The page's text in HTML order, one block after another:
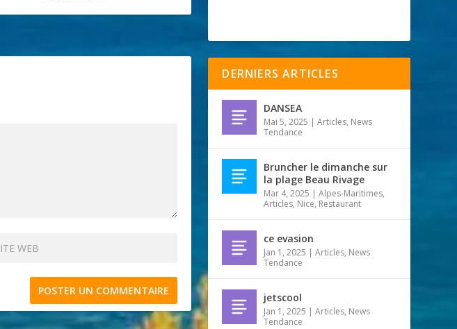
DERNIERS ARTICLES
DANSEA
Mai 5, 2025 |Articles, News
Tendance
Bruncher le dimanche sur
la plage Beau Rivage
Mar 4, 2025 |Alpes-Maritimes,
Articles, Nice, Restaurant
ce evasion
Jan 1, 2025 |Articles, News
Tendance
jetscool
Jan 1, 2025 |Articles, News
Tendance